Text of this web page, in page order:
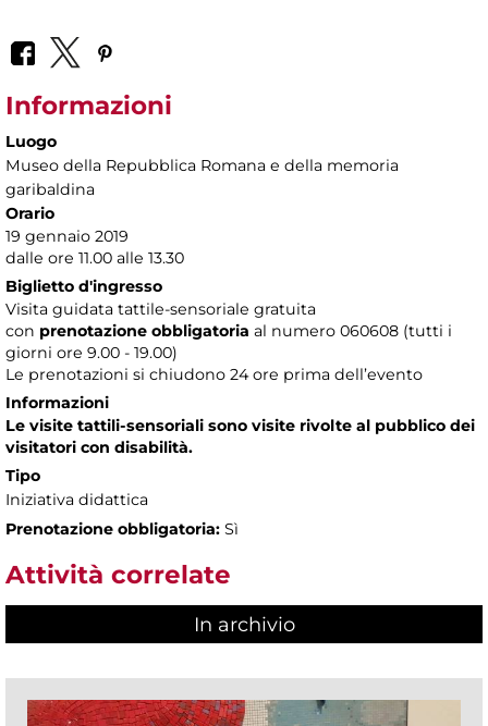
Informazioni
Luogo
Museo della Repubblica Romana e della memoria
garibaldina
Orario
19 gennaio 2019
dalle ore 11.00 alle 13.30
Biglietto d'ingresso
Visita guidata tattile-sensoriale gratuita
con prenotazione obbligatoria al numero 060608 (tutti i
giorni ore 9.00 - 19.00)
Le prenotazioni si chiudono 24 ore prima dell’evento
Informazioni
Le visite tattili-sensoriali sono visite rivolte al pubblico dei
visitatori con disabilità.
Tipo
Iniziativa didattica
Prenotazione obbligatoria: Sì
Attività correlate
In archivio